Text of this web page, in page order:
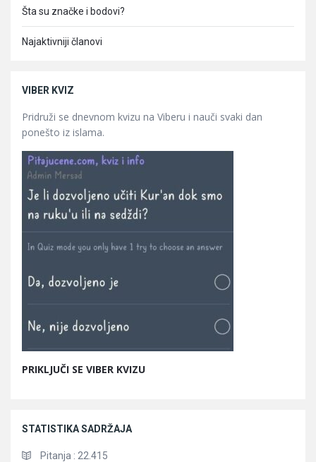
Šta su značke i bodovi?
Najaktivniji članovi
VIBER KVIZ
Pridruži se dnevnom kvizu na Viberu i nauči svaki dan
ponešto iz islama.
PRIKLJUČI SE VIBER KVIZU
STATISTIKA SADRŽAJA
Pitanja : 22.415